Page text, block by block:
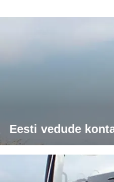
Eesti vedude